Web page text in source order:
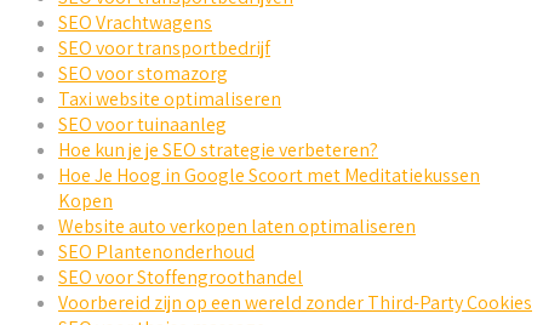
SEO Vrachtwagens
SEO voor transportbedrijf
SEO voor stomazorg
Taxi website optimaliseren
SEO voor tuinaanleg
Hoe kun je je SEO strategie verbeteren?
Hoe Je Hoog in Google Scoort met Meditatiekussen
Kopen
Website auto verkopen laten optimaliseren
SEO Plantenonderhoud
SEO voor Stoffengroothandel
Voorbereid zijn op een wereld zonder Third-Party Cookies